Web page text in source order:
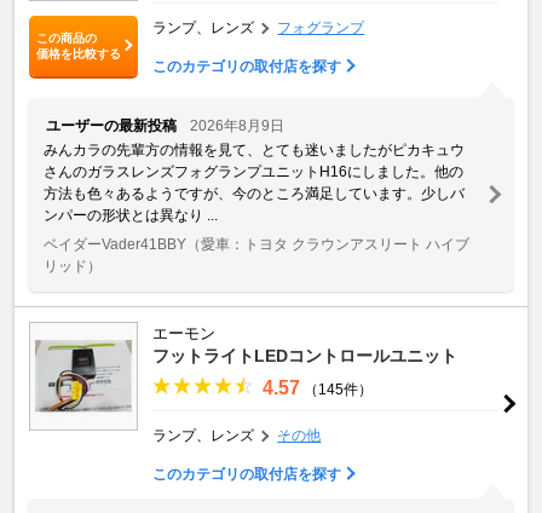
この商品の
価格を比較する
ランプ、レンズ フォグランプ
このカテゴリの取付店を探す
ユーザーの最新投稿
2026年8月9日
みんカラの先輩方の情報を見て、とても迷いましたがピカキュウ
さんのガラスレンズフォグランプユニットH16にしました。他の
方法も色々あるようですが、今のところ満足しています。少しバ
ンパーの形状とは異なり ...
ベイダーVader41BBY （愛車：トヨタ クラウンアスリート ハイブ
リッド）
エーモン
フットライトLEDコントロールユニット
4.57 （145件）
ランプ、レンズ その他
このカテゴリの取付店を探す